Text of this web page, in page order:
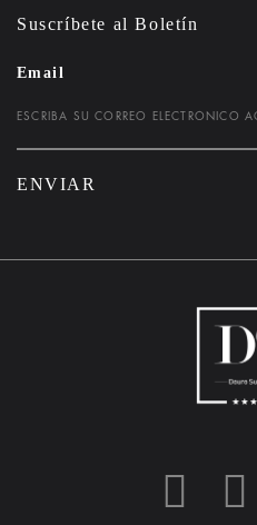
Suscríbete al Boletín
Email
ENVIAR